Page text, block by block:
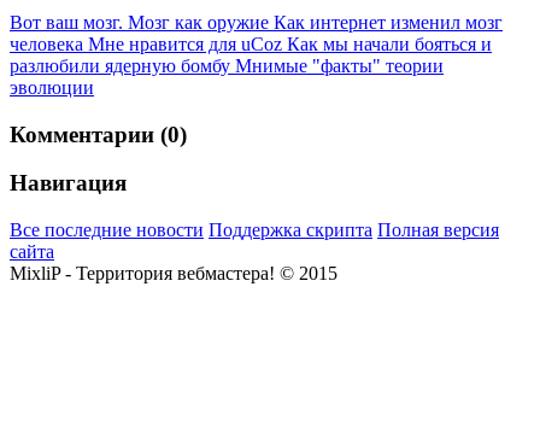
Вот ваш мозг. Мозг как оружие Как интернет изменил мозг
человека Мне нравится для uCoz Как мы начали бояться и
разлюбили ядерную бомбу Мнимые "факты" теории
эволюции
Комментарии (0)
Навигация
Все последние новости Поддержка скрипта Полная версия
сайта
MixliP - Территория вебмастера! © 2015